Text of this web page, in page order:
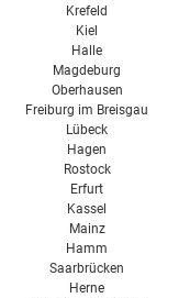
Krefeld
Kiel
Halle
Magdeburg
Oberhausen
Freiburg im Breisgau
Lübeck
Hagen
Rostock
Erfurt
Kassel
Mainz
Hamm
Saarbrücken
Herne